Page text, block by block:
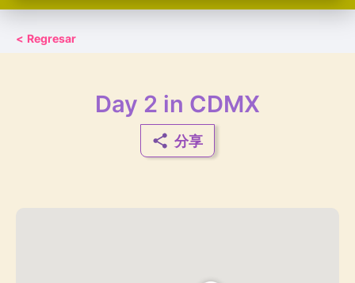
< Regresar
Day 2 in CDMX
分享